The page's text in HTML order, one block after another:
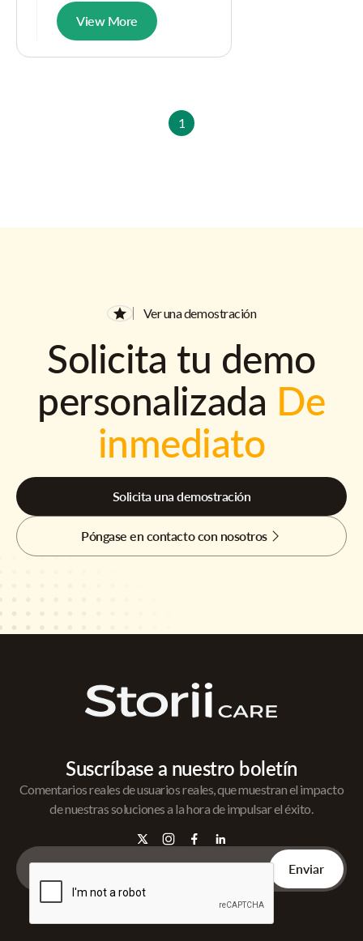
View More
1
Ver una demostración
Solicita tu demo
personalizada De
inmediato
Solicita una demostración
Póngase en contacto con nosotros
Suscríbase a nuestro boletín
Comentarios reales de usuarios reales, que muestran el impacto
de nuestras soluciones a la hora de impulsar el éxito.